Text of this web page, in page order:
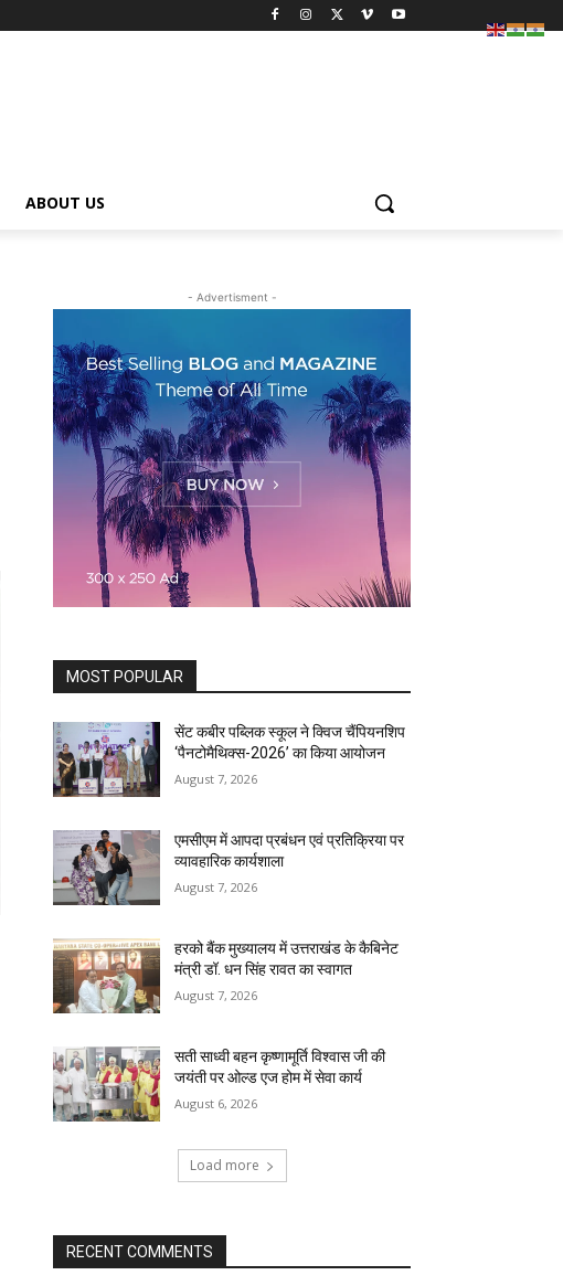
ABOUT US
- Advertisment -
MOST POPULAR
सेंट कबीर पब्लिक स्कूल ने क्विज चैंपियनशिप
‘पैनटोमैथिक्स-2026’ का किया आयोजन
August 7, 2026
एमसीएम में आपदा प्रबंधन एवं प्रतिक्रिया पर
व्यावहारिक कार्यशाला
August 7, 2026
हरको बैंक मुख्यालय में उत्तराखंड के कैबिनेट
मंत्री डॉ. धन सिंह रावत का स्वागत
August 7, 2026
सती साध्वी बहन कृष्णामूर्ति विश्वास जी की
जयंती पर ओल्ड एज होम में सेवा कार्य
August 6, 2026
Load more
RECENT COMMENTS